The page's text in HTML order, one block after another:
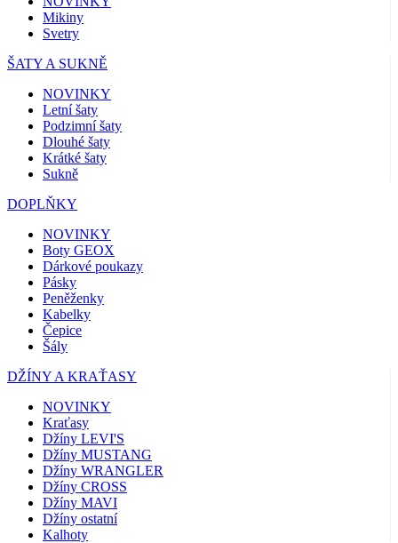
Mikiny
Svetry
ŠATY A SUKNĚ
NOVINKY
Letní šaty
Podzimní šaty
Dlouhé šaty
Krátké šaty
Sukně
DOPLŇKY
NOVINKY
Boty GEOX
Dárkové poukazy
Pásky
Peněženky
Kabelky
Čepice
Šály
DŽÍNY A KRAŤASY
NOVINKY
Kraťasy
Džíny LEVI'S
Džíny MUSTANG
Džíny WRANGLER
Džíny CROSS
Džíny MAVI
Džíny ostatní
Kalhoty